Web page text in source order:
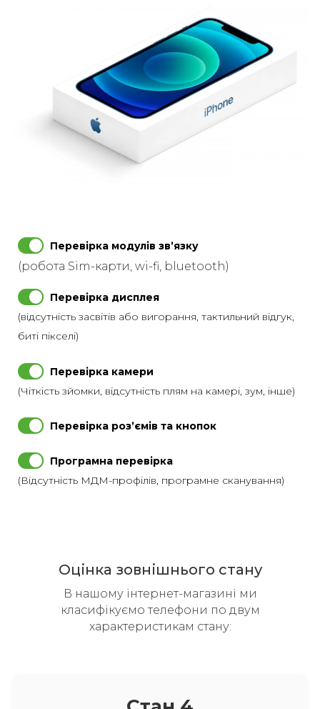
Перевірка модулів звʼязку
(робота Sim-карти, wi-fi, bluetooth)
Перевірка дисплея
(відсутність засвітів або вигорання, тактильний відгук,
биті пікселі)
Перевірка камери
(Чіткість зйомки, відсутність плям на камері, зум, інше)
Перевірка розʼємів та кнопок
Програмна перевірка
(Відсутність МДМ-профілів, програмне сканування)
Оцінка зовнішнього стану
В нашому інтернет-магазині ми
класифікуємо телефони по двум
характеристикам стану: